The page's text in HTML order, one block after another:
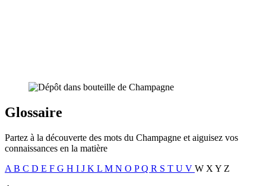
Glossaire
Partez à la découverte des mots du Champagne et aiguisez vos
connaissances en la matière
A B C D E F G H I J K L M N O PQ R S T U V W X Y Z